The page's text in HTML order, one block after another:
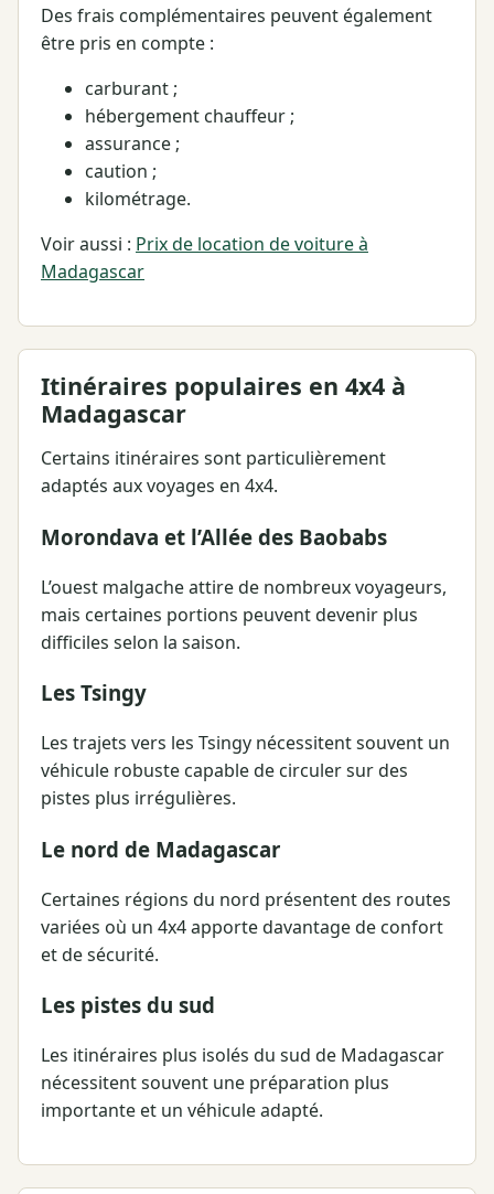
Des frais complémentaires peuvent également
être pris en compte :
carburant ;
hébergement chauffeur ;
assurance ;
caution ;
kilométrage.
Voir aussi : Prix de location de voiture à
Madagascar
Itinéraires populaires en 4x4 à
Madagascar
Certains itinéraires sont particulièrement
adaptés aux voyages en 4x4.
Morondava et l’Allée des Baobabs
L’ouest malgache attire de nombreux voyageurs,
mais certaines portions peuvent devenir plus
difficiles selon la saison.
Les Tsingy
Les trajets vers les Tsingy nécessitent souvent un
véhicule robuste capable de circuler sur des
pistes plus irrégulières.
Le nord de Madagascar
Certaines régions du nord présentent des routes
variées où un 4x4 apporte davantage de confort
et de sécurité.
Les pistes du sud
Les itinéraires plus isolés du sud de Madagascar
nécessitent souvent une préparation plus
importante et un véhicule adapté.